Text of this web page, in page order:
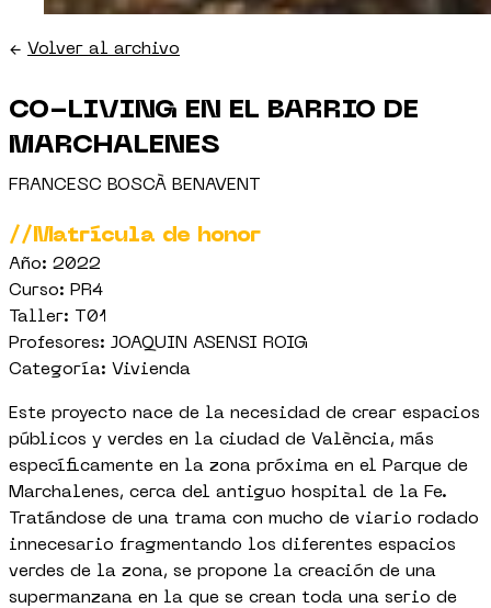
← Volver al archivo
CO-LIVING EN EL BARRIO DE
MARCHALENES
FRANCESC BOSCÀ BENAVENT
//Matrícula de honor
Año: 2022
Curso: PR4
Taller: T01
Profesores: JOAQUIN ASENSI ROIG
Categoría: Vivienda
Este proyecto nace de la necesidad de crear espacios
públicos y verdes en la ciudad de València, más
específicamente en la zona próxima en el Parque de
Marchalenes, cerca del antiguo hospital de la Fe.
Tratándose de una trama con mucho de viario rodado
innecesario fragmentando los diferentes espacios
verdes de la zona, se propone la creación de una
supermanzana en la que se crean toda una serio de